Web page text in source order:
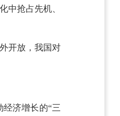
中抢占先机、
开放，我国对
济增长的“三